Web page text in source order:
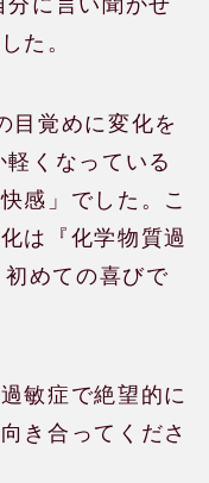
に言い聞かせ
た。
目覚めに変化を
くなっている
感」でした。こ
は『化学物質過
めての喜びで
敏症で絶望的に
き合ってくださ